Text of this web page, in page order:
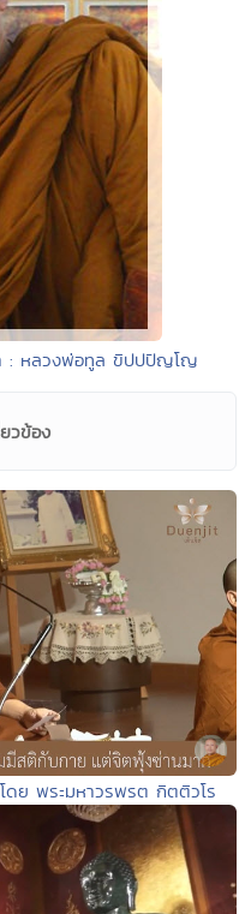
: หลวงพ่อทูล ขิปปปัญโญ
วข้อง
ย พระมหาวรพรต กิตติวโร